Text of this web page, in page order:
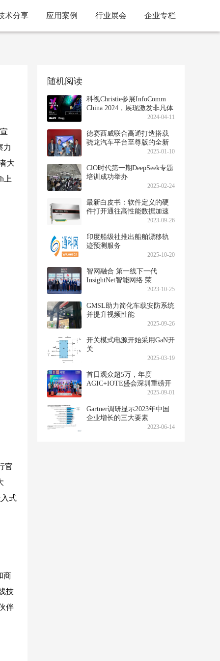
术分享 应用案例 行业展会 企业专栏
力
大
上
官
式
商
技
伴
随机阅读
科视Christie参展InfoComm
China 2024，展现激发非凡体
2024-04-11
德赛西威联合高通打造搭载
骁龙汽车平台至尊版的全新
2025-01-10
ClO时代第一期DeepSeek专题
培训成功举办
2025-02-24
最新白皮书：软件定义的硬
件打开通往高性能数据加速
2023-09-26
印度船级社推出船舶漂移轨
迹预测服务
2025-10-20
智网融合 第一线下一代
InsightNet智能网络 荣
获"2023年度AI网络璀璨技术
2023-10-25
GMSL助力简化车载安防系统
并提升视频性能
2025-09-26
开关模式电源开始采用GaN开
关
2025-03-19
首日观众超5万，年度
AGIC+IOTE盛会深圳重磅开
2025-09-01
Gartner调研显示2023年中国
企业增长的三大要素
2023-06-14